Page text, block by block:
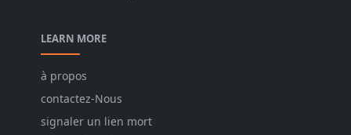
LEARN MORE
à propos
contactez-Nous
signaler un lien mort